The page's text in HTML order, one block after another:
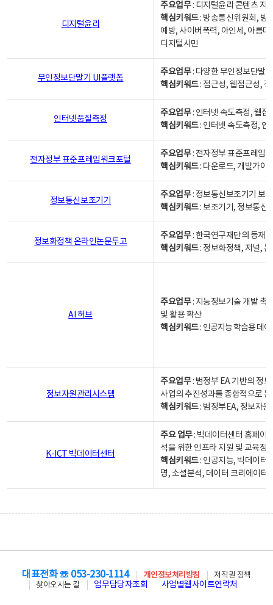
디지털윤리
주요업무: 디지털윤리 콘텐츠 지
핵심키워드: 방송통신위원회, 방
예방, 사이버폭력, 아인세, 아름
디지털시민
무인정보단말기 UI플랫폼
주요업무: 다양한 무인정보단말
핵심키워드: 접근성, 웹접근성,
인터넷품질측정
주요업무: 인터넷 속도측정, 웹접
핵심키워드: 인터넷 속도측정, 인
전자정부 표준프레임워크포털
주요업무: 전자정부 표준프레임
핵심키워드: 다운로드, 개발가이
정보통신보조기기
주요업무: 정보통신보조기기 보
핵심키워드: 보조기기, 정보통신
정보화정책 온라인논문투고
주요업무: 한국연구재단의 등재
핵심키워드: 정보화정책, 저널,
AI 허브
주요업무: 지능정보기술 개발 촉
및 활용 확산
핵심키워드: 인공지능 학습용 데
정보자원관리시스템
주요업무: 범정부 EA 기반의 정
사업의 추진성과를 종합적으로
핵심키워드: 범정부EA, 정보자
K-ICT 빅데이터센터
주요 업무: 빅데이터센터 홈페이
석을 위한 인프라 지원 및 교육정
핵심키워드: 인공지능, 빅데이터,
명, 소셜분석, 데이터 크리에이터
대표전화 ☏ 053-230-1114 개인정보처리방침
저작권 정책
찾아오시는 길
업무담당자조회 사업별웹사이트연락처